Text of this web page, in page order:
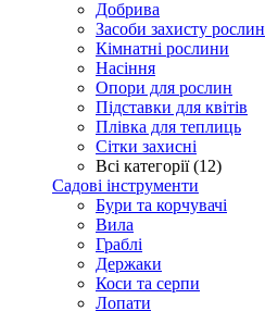
Добрива
Засоби захисту рослин
Кімнатні рослини
Насіння
Опори для рослин
Підставки для квітів
Плівка для теплиць
Сітки захисні
Всі категорії (12)
Садові інструменти
Бури та корчувачі
Вила
Граблі
Держаки
Коси та серпи
Лопати